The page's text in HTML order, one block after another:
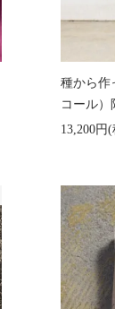
種から作
コール）
13,200円